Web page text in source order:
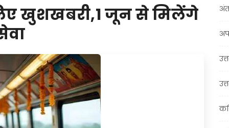
खुशखबरी,1 जून से मिलेंगे